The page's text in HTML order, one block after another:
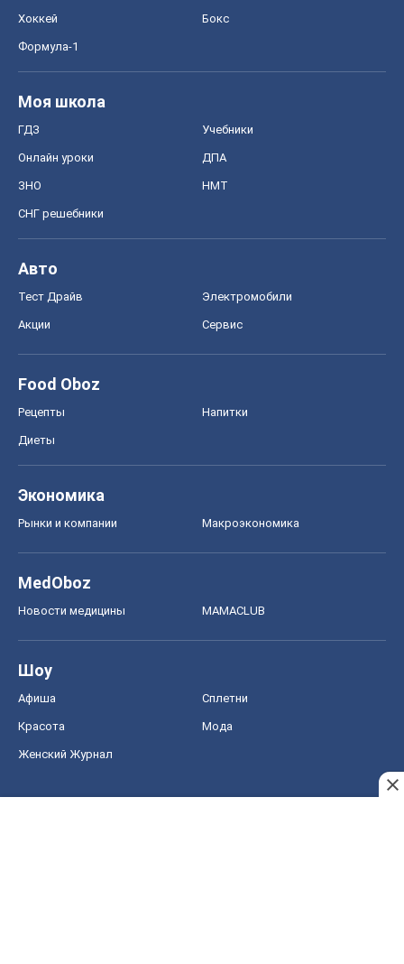
Хоккей Бокс
Формула-1
Моя школа
ГДЗ Учебники
Онлайн уроки ДПА
ЗНО НМТ
СНГ решебники
Авто
Тест Драйв Электромобили
Акции Сервис
Food Oboz
Рецепты Напитки
Диеты
Экономика
Рынки и компании Mакроэкономика
MedOboz
Новости медицины MAMACLUB
Шоу
Афиша Сплетни
Красота Мода
Женский Журнал